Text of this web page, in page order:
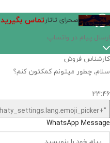
صحرای تاتارتماس بگیرید
ارسال پیام در واتساپ
کارشناس فروش
سلام, چطور میتونم کمکتون کنم؟
23:46
"+chaty_settings.lang.emoji_picker+"
WhatsApp Message